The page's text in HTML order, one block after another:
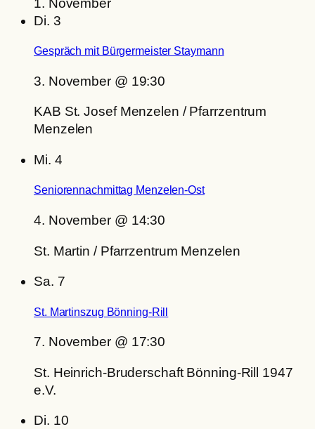
Di. 3
Gespräch mit Bürgermeister Staymann
3. November @ 19:30
KAB St. Josef Menzelen / Pfarrzentrum
Menzelen
Mi. 4
Seniorennachmittag Menzelen-Ost
4. November @ 14:30
St. Martin / Pfarrzentrum Menzelen
Sa. 7
St. Martinszug Bönning-Rill
7. November @ 17:30
St. Heinrich-Bruderschaft Bönning-Rill 1947
e.V.
Di. 10